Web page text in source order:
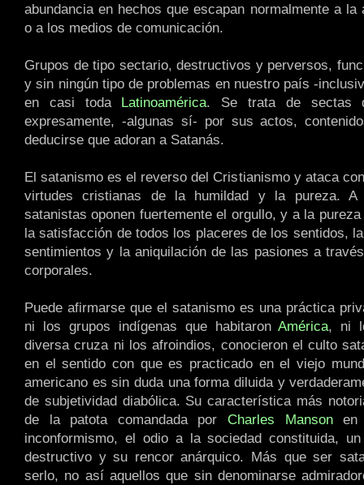
abundancia en hechos que escapan normalmente a la
o a los medios de comunicación.
Grupos de tipo sectario, destructivos y perversos,
y sin ningún tipo de problemas en nuestro país -
en casi toda Latinoamérica. Se trata de sectas
expresamente, -algunas sí- por sus actos,
deducirse que adoran a Satanás.
El satanismo es el reverso del Cristianismo y ataca
virtudes cristianas de la humildad y la pureza.
satanistas oponen fuertemente el orgullo, y a la
la satisfacción de todos los placeres de los sentidos,
sentimientos y la aniquilación de las pasiones a
corporales.
Puede afirmarse que el satanismo es una práctica
ni los grupos indígenas que habitaronAmérica, ni
diversa cruza ni los afroindios, conocieron el culto
en el sentido con que es practicado en el viejo
americano es sin duda una forma diluida y
de subjetividad diabólica. Su característica más
de la patota comandada por Charles Manson
inconformismo, el odio a la sociedad constituida,
destructivo y su rencor anárquico. Más que ser
serlo, no así aquellos que sin denominarse